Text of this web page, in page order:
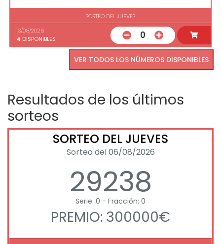
SORTEO DEL JUEVES
13/08/2026
4 DISPONIBLES 0
VER TODOS LOS NÚMEROS DISPONIBLES
Resultados de los últimos
sorteos
SORTEO DEL JUEVES
Sorteo del 06/08/2026
29238
Serie: 0 - Fracción: 0
PREMIO: 300000€